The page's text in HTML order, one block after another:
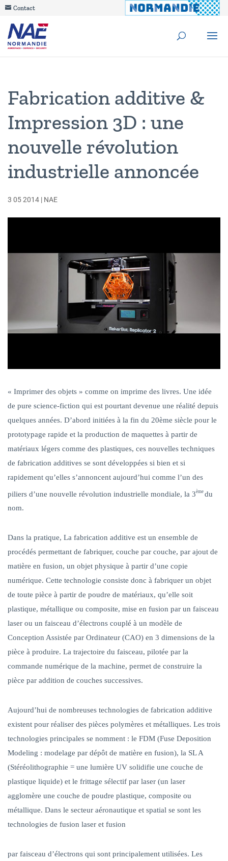
Contact
Fabrication additive &
Impression 3D : une
nouvelle révolution
industrielle annoncée
3 05 2014 | NAE
« Imprimer des objets » comme on imprime des livres. Une idée
de pure science-fiction qui est pourtant devenue une réalité depuis
quelques années. D’abord initiées à la fin du 20ème siècle pour le
prototypage rapide et la production de maquettes à partir de
matériaux légers comme des plastiques, ces nouvelles techniques
de fabrication additives se sont développées si bien et si
rapidement qu’elles s’annoncent aujourd’hui comme l’un des
piliers d’une nouvelle révolution industrielle mondiale, la 3ème du
nom.
Dans la pratique, La fabrication additive est un ensemble de
procédés permettant de fabriquer, couche par couche, par ajout de
matière en fusion, un objet physique à partir d’une copie
numérique. Cette technologie consiste donc à fabriquer un objet
de toute pièce à partir de poudre de matériaux, qu’elle soit
plastique, métallique ou composite, mise en fusion par un faisceau
laser ou un faisceau d’électrons couplé à un modèle de
Conception Assistée par Ordinateur (CAO) en 3 dimensions de la
pièce à produire. La trajectoire du faisceau, pilotée par la
commande numérique de la machine, permet de construire la
pièce par addition de couches successives.
Aujourd’hui de nombreuses technologies de fabrication additive
existent pour réaliser des pièces polymères et métalliques. Les trois
technologies principales se nomment : le FDM (Fuse Deposition
Modeling : modelage par dépôt de matière en fusion), la SL A
(Stéréolithographie = une lumière UV solidifie une couche de
plastique liquide) et le frittage sélectif par laser (un laser
agglomère une couche de poudre plastique, composite ou
métallique. Dans le secteur aéronautique et spatial se sont les
technologies de fusion laser et fusion
par faisceau d’électrons qui sont principalement utilisées. Les